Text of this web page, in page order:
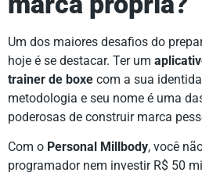
Um dos maiores desafios do
hoje é se destacar. Ter um
trainer de boxe com a sua
metodologia e seu nome é uma
poderosas de construir marca
Com o Personal Millbody, você
programador nem investir R$ 50